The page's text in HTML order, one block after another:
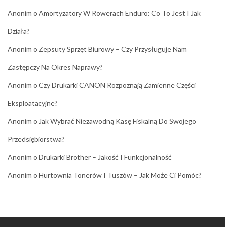
Anonim o Amortyzatory W Rowerach Enduro: Co To Jest I Jak
Działa?
Anonim o Zepsuty Sprzęt Biurowy – Czy Przysługuje Nam
Zastępczy Na Okres Naprawy?
Anonim o Czy Drukarki CANON Rozpoznają Zamienne Części
Eksploatacyjne?
Anonim o Jak Wybrać Niezawodną Kasę Fiskalną Do Swojego
Przedsiębiorstwa?
Anonim o Drukarki Brother – Jakość I Funkcjonalność
Anonim o Hurtownia Tonerów I Tuszów – Jak Może Ci Pomóc?